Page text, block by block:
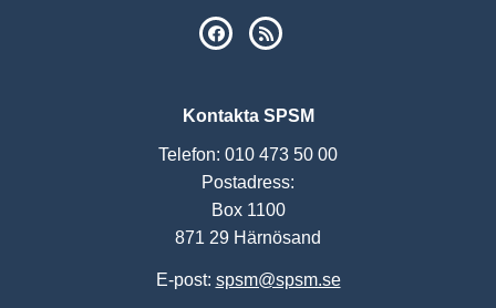
SPSM på Facebook
Kontakta SPSM
Telefon: 010 473 50 00
Postadress:
Box 1100
871 29 Härnösand
E-post: spsm@spsm.se